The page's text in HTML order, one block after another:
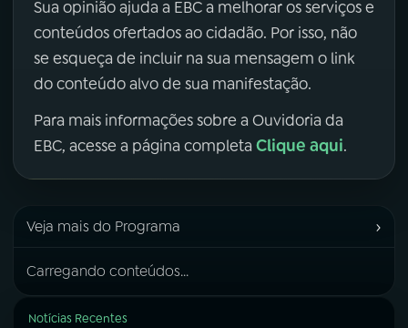
Sua opinião ajuda a EBC a melhorar os serviços e
conteúdos ofertados ao cidadão. Por isso, não
se esqueça de incluir na sua mensagem o link
do conteúdo alvo de sua manifestação.
Para mais informações sobre a Ouvidoria da
EBC, acesse a página completa Clique aqui.
Veja mais do Programa ›
Carregando conteúdos...
Notícias Recentes